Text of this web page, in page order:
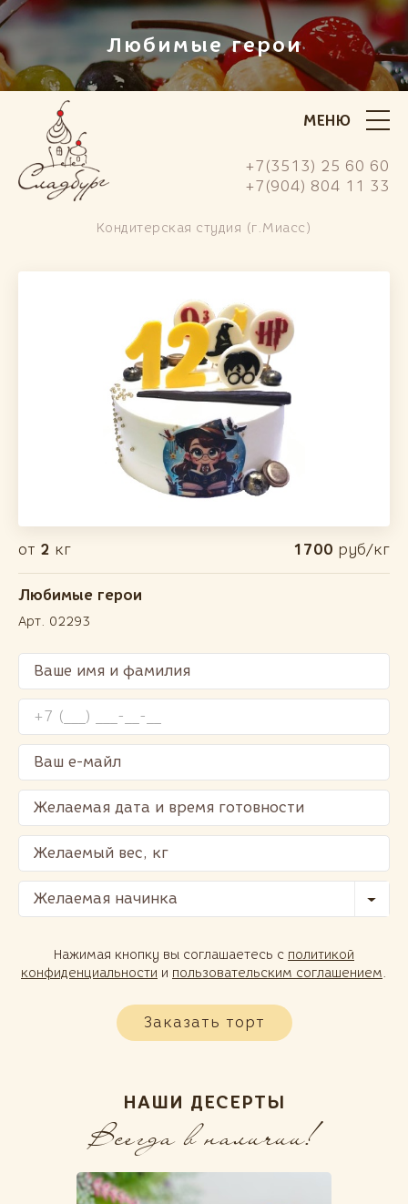
Любимые герои
МЕНЮ
Кондитерская студия (г.Миасс)
+7(3513) 25 60 60
+7(904) 804 11 33
от 2 кг 1700 руб/кг
Любимые герои
Арт. 02293
Желаемая начинка
Нажимая кнопку вы соглашаетесь с политикой
конфиденциальности и пользовательским соглашением.
Заказать торт
НАШИ ДЕСЕРТЫ
Всегда в наличии!